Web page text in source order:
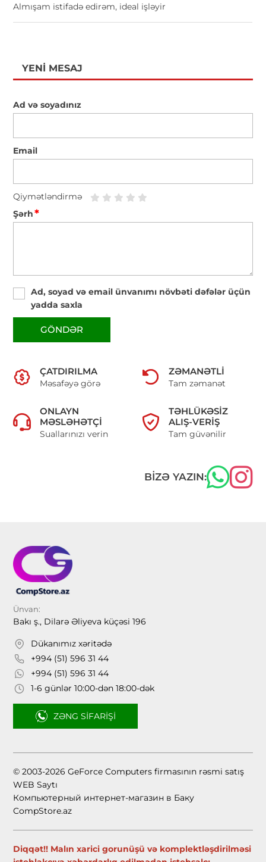
Almışam istifadə edirəm, ideal işləyir
YENI MESAJ
Ad və soyadınız
Email
Qiymətləndirmə
Şərh*
Ad, soyad və email ünvanımı növbəti dəfələr üçün
yadda saxla
GÖNDƏR
ÇATDIRILMA
Məsafəyə görə
ZƏMANƏTLI
Tam zəmanət
ONLAYN
MƏSLƏHƏTÇI
Suallarınızı verin
TƏHLÜKƏSIZ
ALIŞ-VERIŞ
Tam güvənilir
BIZƏ YAZIN:
Ünvan:
Bakı ş., Dilarə Əliyeva küçəsi 196
Dükanımız xəritədə
+994 (51) 596 31 44
+994 (51) 596 31 44
1-6 günlər 10:00-dən 18:00-dək
ZƏNG SIFARIŞI
© 2003-2026 GeForce Computers firmasının rəsmi satış
WEB Saytı
Компьютерный интернет-магазин в Баку
CompStore.az
Diqqət!! Malın xarici gorunüşü və komplektləşdirilməsi